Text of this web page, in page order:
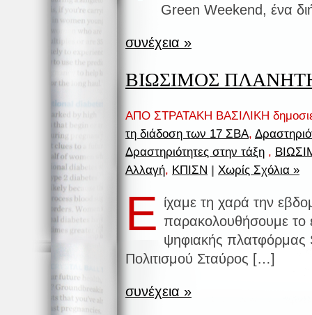
Green Weekend, ένα
συνέχεια »
ΒΙΩΣΙΜΟΣ
ΑΠΟ ΣΤΡΑΤΑΚΗ ΒΑΣΙΛΙΚΗ
τη διάδοση των 17 ΣΒΑ,
Δραστηριότητες στην τάξη ,
Αλλαγή, ΚΠΙΣΝ | Χωρίς Σχόλια »
Ε ίχαμε τη χαρά την
παρακολουθήσουμε το
ψηφιακής πλατφόρμας
Πολιτισμού Σταύρος […]
συνέχεια »